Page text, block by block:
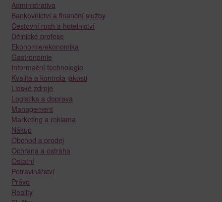
Administrativa
Bankovnictví a finanční služby
Cestovní ruch a hotelnictví
Dělnické profese
Ekonomie/ekonomika
Gastronomie
Informační technologie
Kvalita a kontrola jakosti
Lidské zdroje
Logistika a doprava
Management
Marketing a reklama
Nákup
Obchod a prodej
Ochrana a ostraha
Ostatní
Potravinářství
Právo
Reality